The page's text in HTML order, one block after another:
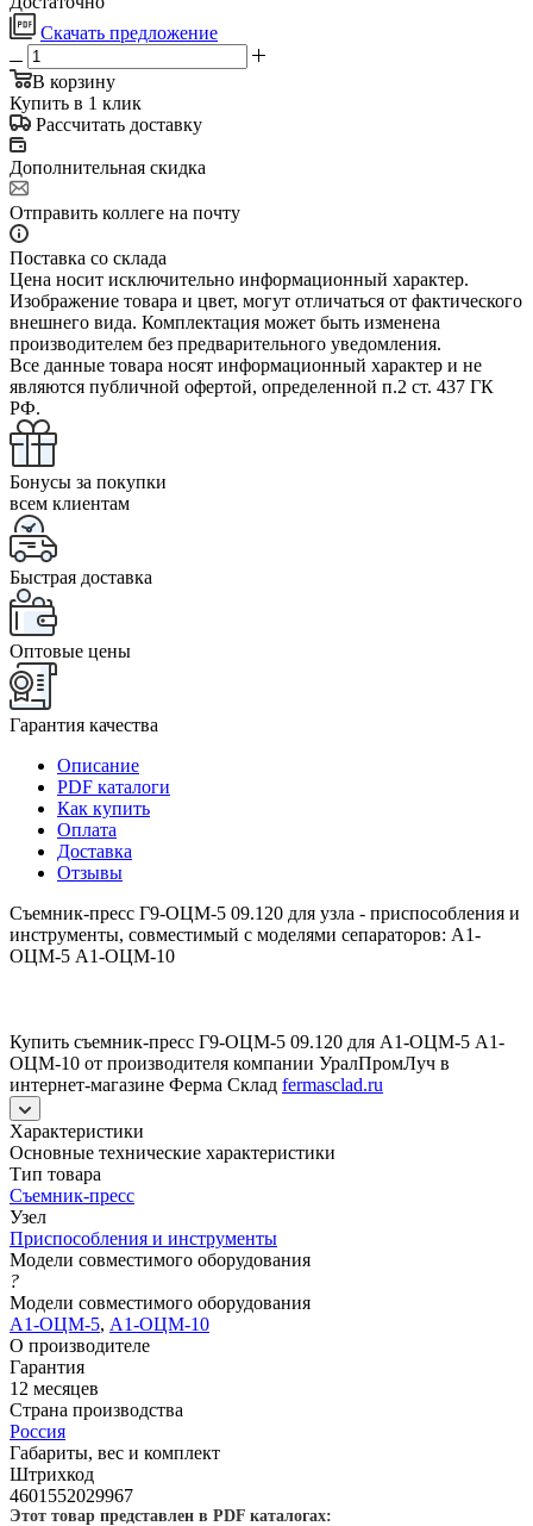
Скачать предложение
В корзину
Купить в 1 клик
Рассчитать доставку
Дополнительная скидка
Отправить коллеге на почту
Поставка со склада
Цена носит исключительно информационный характер.
Изображение товара и цвет, могут отличаться от фактического
внешнего вида. Комплектация может быть изменена
производителем без предварительного уведомления.
Все данные товара носят информационный характер и не
являются публичной офертой, определенной п.2 ст. 437 ГК
РФ.
Бонусы за покупки
всем клиентам
Быстрая доставка
Оптовые цены
Гарантия качества
Описание
PDF каталоги
Как купить
Оплата
Доставка
Отзывы
Съемник-пресс Г9-ОЦМ-5 09.120 для узла - приспособления и
инструменты, совместимый с моделями сепараторов: А1-
ОЦМ-5 А1-ОЦМ-10
Купить съемник-пресс Г9-ОЦМ-5 09.120 для А1-ОЦМ-5 А1-
ОЦМ-10 от производителя компании УралПромЛуч в
интернет-магазине Ферма Склад fermasclad.ru
Характеристики
Основные технические характеристики
Тип товара
Съемник-пресс
Узел
Приспособления и инструменты
Модели совместимого оборудования
?
Модели совместимого оборудования
А1-ОЦМ-5, А1-ОЦМ-10
О производителе
Гарантия
12 месяцев
Страна производства
Россия
Габариты, вес и комплект
Штрихкод
4601552029967
Этот товар представлен в PDF каталогах: